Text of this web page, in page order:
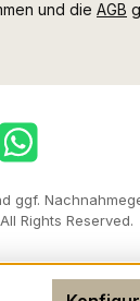
und die AGB
WhatsApp
ggf.
Rights Reserved.